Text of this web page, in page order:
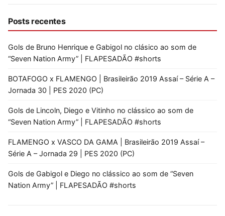
Posts recentes
Gols de Bruno Henrique e Gabigol no clásico ao som de
“Seven Nation Army” | FLAPESADÃO #shorts
BOTAFOGO x FLAMENGO | Brasileirão 2019 Assaí – Série A –
Jornada 30 | PES 2020 (PC)
Gols de Lincoln, Diego e Vitinho no clássico ao som de
“Seven Nation Army” | FLAPESADÃO #shorts
FLAMENGO x VASCO DA GAMA | Brasileirão 2019 Assaí –
Série A – Jornada 29 | PES 2020 (PC)
Gols de Gabigol e Diego no clássico ao som de “Seven
Nation Army” | FLAPESADÃO #shorts